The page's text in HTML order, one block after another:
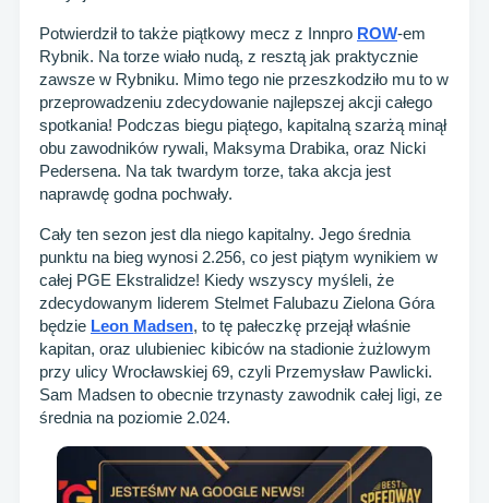
Potwierdził to także piątkowy mecz z Innpro ROW-em
Rybnik. Na torze wiało nudą, z resztą jak praktycznie
zawsze w Rybniku. Mimo tego nie przeszkodziło mu to w
przeprowadzeniu zdecydowanie najlepszej akcji całego
spotkania! Podczas biegu piątego, kapitalną szarżą minął
obu zawodników rywali, Maksyma Drabika, oraz Nicki
Pedersena. Na tak twardym torze, taka akcja jest
naprawdę godna pochwały.
Cały ten sezon jest dla niego kapitalny. Jego średnia
punktu na bieg wynosi 2.256, co jest piątym wynikiem w
całej PGE Ekstralidze! Kiedy wszyscy myśleli, że
zdecydowanym liderem Stelmet Falubazu Zielona Góra
będzie Leon Madsen, to tę pałeczkę przejął właśnie
kapitan, oraz ulubieniec kibiców na stadionie żużlowym
przy ulicy Wrocławskiej 69, czyli Przemysław Pawlicki.
Sam Madsen to obecnie trzynasty zawodnik całej ligi, ze
średnia na poziomie 2.024.